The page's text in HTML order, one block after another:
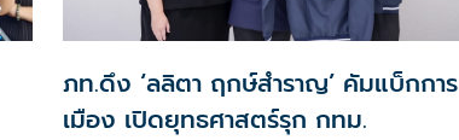
ภท.ดึง ‘ลลิตา ฤกษ์สำราญ’ คัมแบ็กการ
เมือง เปิดยุทธศาสตร์รุก กทม.